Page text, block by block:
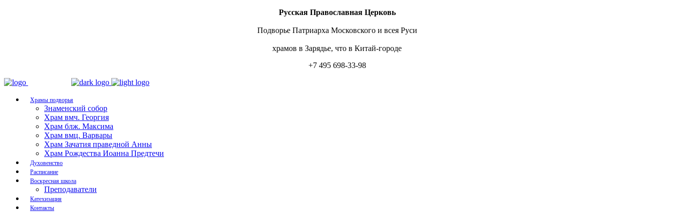
Русская Православная Церковь
Подворье Патриарха Московского и всея Руси
храмов в Зарядье, что в Китай-городе
+7 495 698-33-98
Храмы подворья
Знаменский собор
Храм вмч. Георгия
Храм блж. Максима
Храм вмц. Варвары
Храм Зачатия праведной Анны
Храм Рождества Иоанна Предтечи
Духовенство
Расписание
Воскресная школа
Преподаватели
Катехизация
Контакты